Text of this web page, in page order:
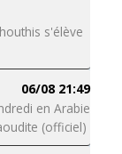
s'élève
06/08 21:49
en Arabie
(officiel)